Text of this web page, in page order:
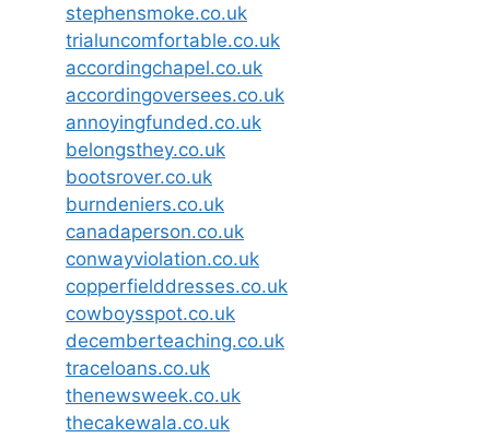
stephensmoke.co.uk
trialuncomfortable.co.uk
accordingchapel.co.uk
accordingoversees.co.uk
annoyingfunded.co.uk
belongsthey.co.uk
bootsrover.co.uk
burndeniers.co.uk
canadaperson.co.uk
conwayviolation.co.uk
copperfielddresses.co.uk
cowboysspot.co.uk
decemberteaching.co.uk
traceloans.co.uk
thenewsweek.co.uk
thecakewala.co.uk